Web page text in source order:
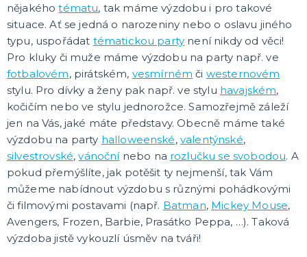
nějakéhotématu, tak máme výzdobu i pro takové
situace. Ať se jedná o narozeniny nebo o oslavu jiného
typu, uspořádat tématickou party není nikdy od věci!
Pro kluky či muže máme výzdobu na party např. ve
fotbalovém, pirátském, vesmírném či westernovém
stylu. Pro dívky a ženy pak např. ve stylu havajském,
kočičím nebo ve stylu jednorožce. Samozřejmě záleží
jen na Vás, jaké máte představy. Obecně máme také
výzdobu na party halloweenské, valentýnské,
silvestrovské,vánočnínebo na rozlučku se svobodou. A
pokud přemýšlíte, jak potěšit ty nejmenší, tak Vám
můžeme nabídnout výzdobu s různými pohádkovými
či filmovými postavami (např. Batman, Mickey Mouse,
Avengers, Frozen, Barbie, Prasátko Peppa, …). Taková
výzdoba jistě vykouzlí úsměv na tváři!